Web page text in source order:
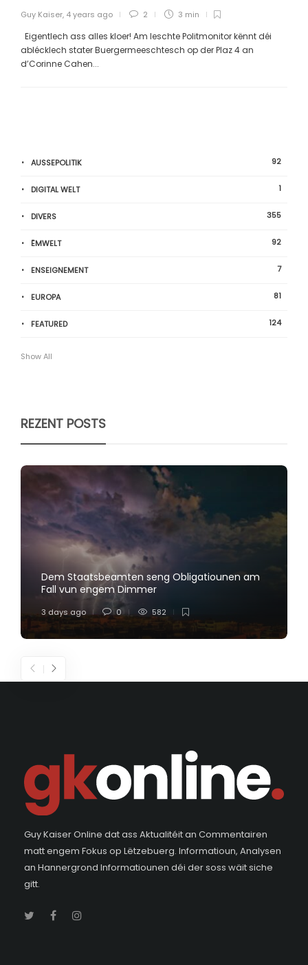
Guy Kaiser, 4 years ago 2 3 min
Eigentlech ass alles kloer! Am leschte Politmonitor kënnt déi
ablécklech stater Buergermeeschtesch op der Plaz 4 an
d’Corinne Cahen...
AUSSEPOLITIK 92
DIGITAL WELT 1
DIVERS 355
ËMWELT 92
ENSEIGNEMENT 7
EUROPA 81
FEATURED 124
Show All
REZENT POSTS
Dem Staatsbeamten seng Obligatiounen am
Fall vun engem Dimmer
3 days ago 0 582
Guy Kaiser Online dat ass Aktualitéit an Commentairen
matt engem Fokus op Lëtzebuerg. Informatioun, Analysen
an Hannergrond Informatiounen déi der soss wäit siche
gitt.